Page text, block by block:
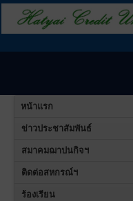
หน้าแรก
ข่าวประชาสัมพันธ์
สมาคมฌาปนกิจฯ
ติดต่อสหกรณ์ฯ
ร้องเรียน